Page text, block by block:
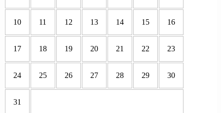
10 11 12 13 14 15 16
17 18 19 20 21 22 23
24 25 26 27 28 29 30
31